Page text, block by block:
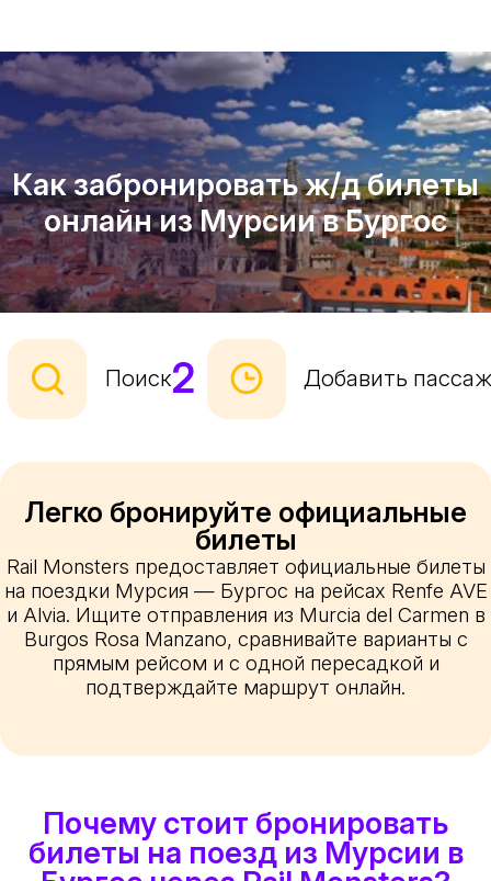
Как забронировать ж/д билеты
онлайн из Мурсии в Бургос
Поиск2 Добавить
Легко бронируйте официальные
билеты
Rail Monsters предоставляет официальные билеты
на поездки Мурсия — Бургос на рейсах Renfe AVE
и Alvia. Ищите отправления из Murcia del Carmen в
Burgos Rosa Manzano, сравнивайте варианты с
прямым рейсом и с одной пересадкой и
подтверждайте маршрут онлайн.
Почему стоит бронировать
билеты на поезд из Мурсии в